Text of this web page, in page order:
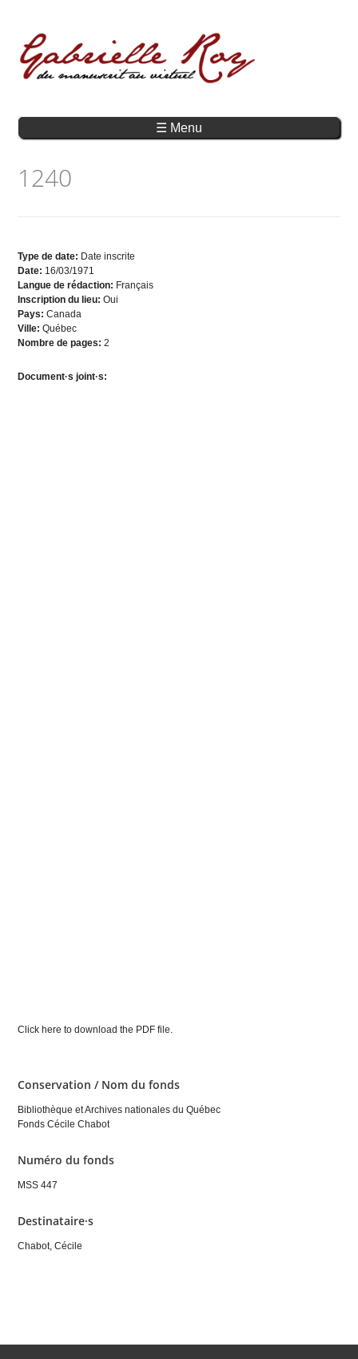
☰ Menu
1240
Type de date: Date inscrite
Date: 16/03/1971
Langue de rédaction: Français
Inscription du lieu:Oui
Pays:Canada
Ville:Québec
Nombre de pages:2
Document·s joint·s:
Click here to download the PDF file.
Conservation / Nom du fonds
Bibliothèque et Archives nationales du Québec
Fonds Cécile Chabot
Numéro du fonds
MSS 447
Destinataire·s
Chabot, Cécile